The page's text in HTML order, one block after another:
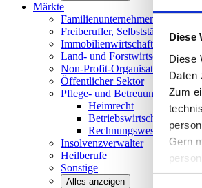
Diese
Diese
Daten
Zum
Gern
Märkte
Familienunternehmen und
Freiberufler, Selbstständige und
Immobilienwirtschaft
Land- und Forstwirtschaft
Non-Profit-Organisationen
Öffentlicher Sektor
Pflege- und
Heimrecht
Betriebswirtschaftliche
Rechnungswesen/
Insolvenzverwalter
Heilberufe
Sonstige
Alles anzeigen